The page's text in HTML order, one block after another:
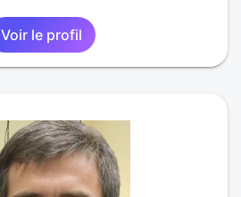
Voir le profil